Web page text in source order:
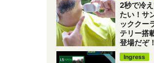
2秒で冷
たい！サ
ッククー
テリー搭
登場だぞ！
Ingress